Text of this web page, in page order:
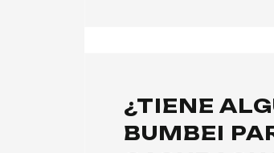
¿TIENE
BUMBEI